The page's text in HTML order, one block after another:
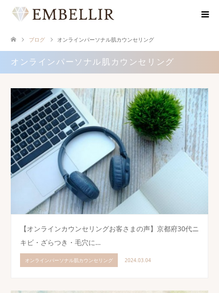
ブログ オンラインパーソナル肌カウンセリング
オンラインパーソナル肌カウンセリング
【オンラインカウンセリングお客さまの声】京都府30代ニ
キビ・ざらつき・毛穴に…
オンラインパーソナル肌カウンセリング 2024.03.04